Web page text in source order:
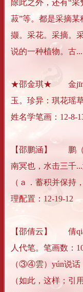
除此之外，还有“采
菽”等。都是采摘
撷。采花。采摘。
说的一种植物。古...
★邵金琪★ 金jīn一
玉。珍异：琪花
姓名学笔画：12-8-
【邵鹏涵】 鹏（
南冥也，水击三千
（ａ．蓄积并保
理配置：12-19-12
【邵倩云】 倩
人代笔。笔画数：
（③④雲）yún说话
（如此，这样；